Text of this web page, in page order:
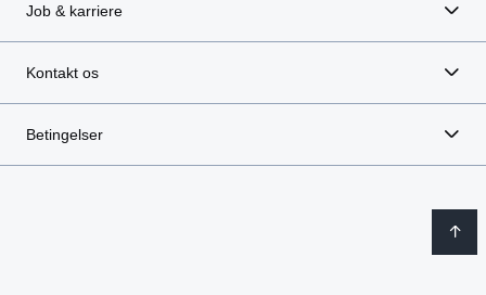
Job & karriere
Kontakt os
Betingelser